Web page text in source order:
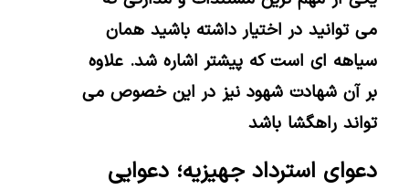
می توانید در اختیار داشته باشید همان
سیاهه ای است که پیشتر اشاره شد. علاوه
بر آن شهادت شهود نیز در این خصوص می
تواند راهگشا باشد
دعوای استرداد جهیزیه؛ دعوایی